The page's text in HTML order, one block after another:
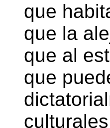
que
que la
que al
que